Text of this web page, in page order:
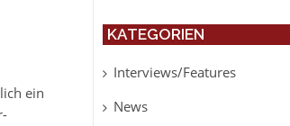
ein
KATEGORIEN
Interviews/Features
News